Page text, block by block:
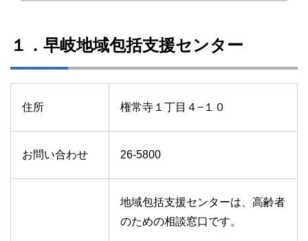
１．早岐地域包括支援センター
住所 権常寺１丁目４−１０
お問い合わせ 26-5800
地域包括支援センターは、高齢者
のための相談窓口です。